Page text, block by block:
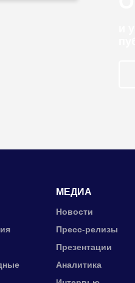
МЕДИА
Новости
Пресс-релизы
Презентации
Аналитика